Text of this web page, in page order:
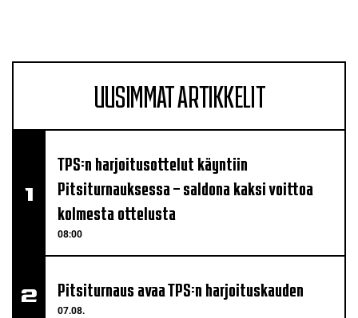
UUSIMMAT ARTIKKELIT
08:00
TPS:n harjoitusottelut käyntiin
Pitsiturnauksessa – saldona kaksi voittoa
kolmesta ottelusta
07.08.
Pitsiturnaus avaa TPS:n harjoituskauden